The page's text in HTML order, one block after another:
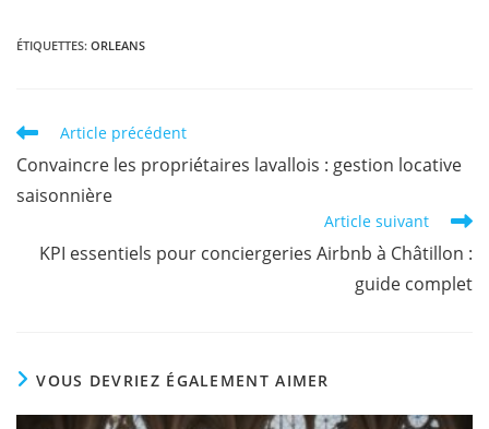
ÉTIQUETTES: ORLEANS
Article précédent
Convaincre les propriétaires lavallois : gestion locative
saisonnière
Article suivant
KPI essentiels pour conciergeries Airbnb à Châtillon :
guide complet
VOUS DEVRIEZ ÉGALEMENT AIMER